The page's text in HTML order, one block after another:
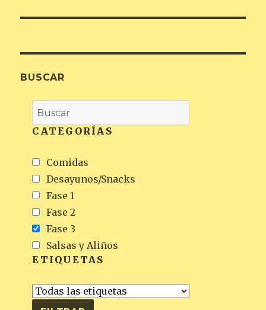
BUSCAR
CATEGORÍAS
Comidas
Desayunos/Snacks
Fase 1
Fase 2
Fase 3
Salsas y Aliños
ETIQUETAS